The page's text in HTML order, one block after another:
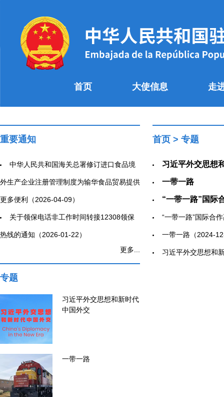
首页 大使信息 走
重要通知
中华人民共和国海关总署修订进口食品境
外生产企业注册管理制度为输华食品贸易提供
更多便利（2026-04-09）
关于领保电话非工作时间转接12308领保
热线的通知（2026-01-22）
更多...
专题
习近平外交思想和新时代
中国外交
一带一路
首页 > 专题
习近平外交思想
一带一路
“一带一路”国际
“一带一路”国际合
一带一路（2024-
习近平外交思想和